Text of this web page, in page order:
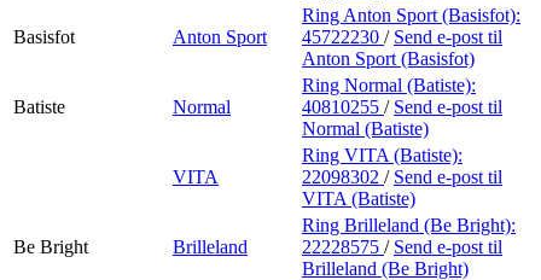
Basisfot Anton Sport
Ring Anton Sport (Basisfot):
45722230 / Send e-post til
Anton Sport (Basisfot)
Batiste Normal
Ring Normal (Batiste):
40810255 / Send e-post til
Normal (Batiste)
VITA
Ring VITA (Batiste):
22098302 / Send e-post til
VITA (Batiste)
Be Bright Brilleland
Ring Brilleland (Be Bright):
22228575 / Send e-post til
Brilleland (Be Bright)